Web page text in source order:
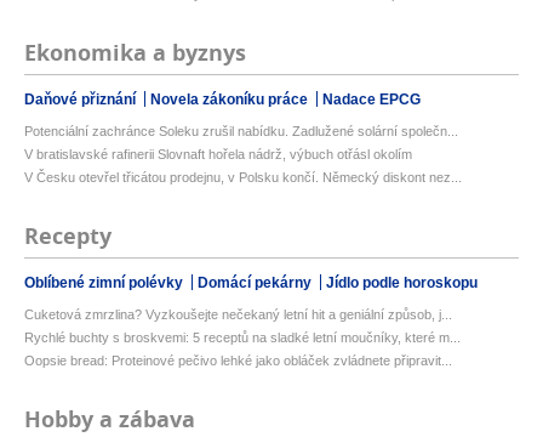
Ekonomika a byznys
Daňové přiznání Novela zákoníku práce Nadace EPCG
Potenciální zachránce Soleku zrušil nabídku. Zadlužené solární společn...
V bratislavské rafinerii Slovnaft hořela nádrž, výbuch otřásl okolím
V Česku otevřel třicátou prodejnu, v Polsku končí. Německý diskont nez...
Recepty
Oblíbené zimní polévky Domácí pekárny Jídlo podle horoskopu
Cuketová zmrzlina? Vyzkoušejte nečekaný letní hit a geniální způsob, j...
Rychlé buchty s broskvemi: 5 receptů na sladké letní moučníky, které m...
Oopsie bread: Proteinové pečivo lehké jako obláček zvládnete připravit...
Hobby a zábava